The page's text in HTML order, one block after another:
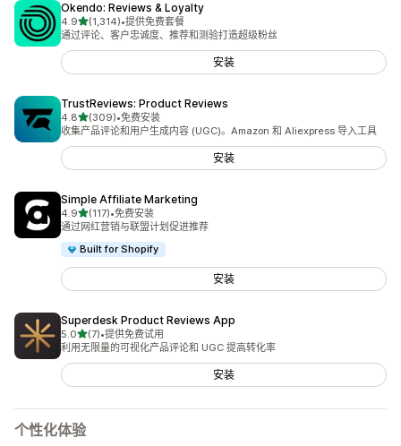
Okendo: Reviews & Loyalty
4.9星（满分 5 星）
(1,314)
总共 1314 条评论
•提供免费套餐
通过评论、客户忠诚度、推荐和测验打造超级粉丝
安装
TrustReviews: Product Reviews
4.8星（满分 5 星）
(309)
总共 309 条评论
•免费安装
收集产品评论和用户生成内容 (UGC)。Amazon 和 Aliexpress 导入工具
安装
Simple Affiliate Marketing
4.9星（满分 5 星）
(117)
总共 117 条评论
•免费安装
通过网红营销与联盟计划促进推荐
Built for Shopify
安装
Superdesk Product Reviews App
5.0星（满分 5 星）
(7)
总共 7 条评论
•提供免费试用
利用无限量的可视化产品评论和 UGC 提高转化率
安装
个性化体验